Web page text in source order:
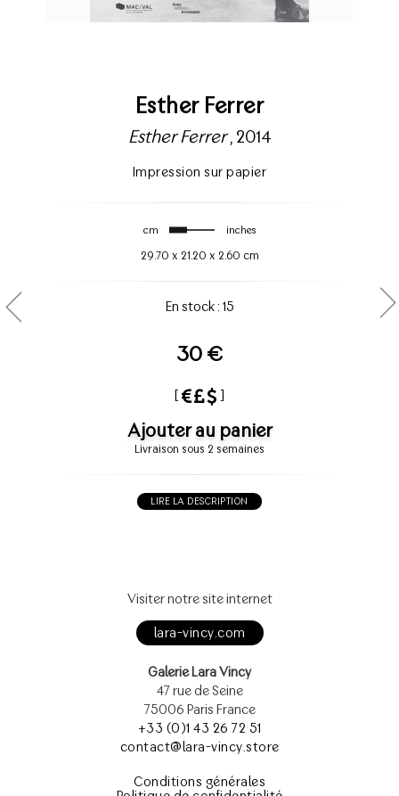
Esther Ferrer
Esther Ferrer, 2014
Impression sur papier
cm inches
29.70 x 21.20 x 2.60 cm
En stock : 15
30 €
[ ]
Ajouter au panier
Livraison sous 2 semaines
LIRE LA DESCRIPTION
Visiter notre site internet
lara-vincy.com
Galerie Lara Vincy
47 rue de Seine
75006 Paris France
+33 (0)1 43 26 72 51
contact@lara-vincy.store
Conditions générales